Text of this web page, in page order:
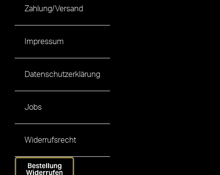
Zahlung/Versand
Impressum
Datenschutzerklärung
Jobs
Widerrufsrecht
Bestellung
Widerrufen